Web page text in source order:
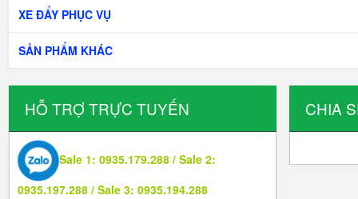
XE ĐẨY PHỤC VỤ
SẢN PHẨM KHÁC
HỖ TRỢ TRỰC TUYẾN
Sale 1: 0935.179.288 / Sale 2:
0935.197.288 / Sale 3: 0935.194.288
CHIA